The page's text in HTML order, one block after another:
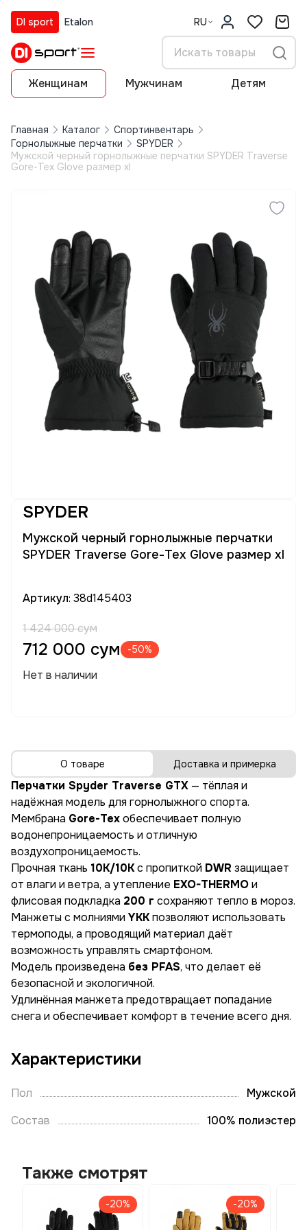
DI sport Etalon RU
Женщинам Мужчинам Детям
Главная Каталог
Спортинвентарь
Горнолыжные перчатки
SPYDER
Мужской черный горнолыжные перчатки SPYDER Traverse
Gore-Tex Glove размер xl
SPYDER
Мужской черный горнолыжные перчатки
SPYDER Traverse Gore-Tex Glove размер xl
Артикул: 38d145403
1 424 000 сум
712 000 сум -50%
Нет в наличии
О товаре Доставка и примерка
Перчатки Spyder Traverse GTX — тёплая и
надёжная модель для горнолыжного спорта.
Мембрана Gore-Texобеспечивает полную
водонепроницаемость и отличную
воздухопроницаемость.
Прочная ткань 10K/10Kс пропиткой DWR защищает
от влаги и ветра, а утепление EXO-THERMOи
флисовая подкладка 200 г сохраняют тепло в мороз.
Манжеты с молниями YKKпозволяют использовать
термоподы, а проводящий материал даёт
возможность управлять смартфоном.
Модель произведена без PFAS, что делает её
безопасной и экологичной.
Удлинённая манжета предотвращает попадание
снега и обеспечивает комфорт в течение всего дня.
Характеристики
Пол
Мужской
Состав
100% полиэстер
Также смотрят
-20% -20%